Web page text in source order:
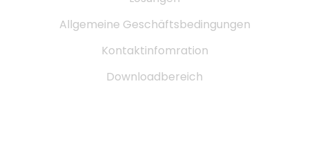
Allgemeine Geschäftsbedingungen
Kontaktinfomration
Downloadbereich